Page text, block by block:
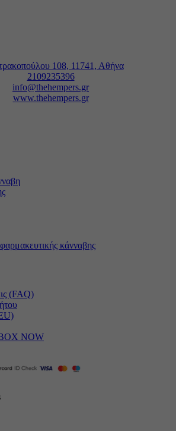
108, 11741, Αθήνα
2109235396
info@thehempers.gr
www.thehempers.gr
κάνναβης
(FAQ)
NOW